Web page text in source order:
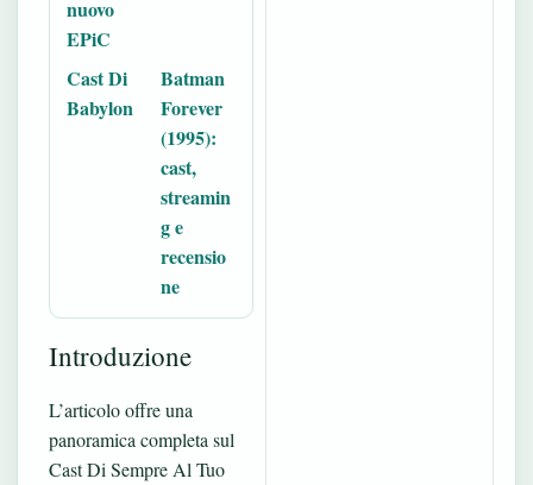
nuovo
EPiC
Cast Di
Babylon
Batman
Forever
(1995):
cast,
streamin
g e
recensio
ne
Introduzione
L’articolo offre una
panoramica completa sul
Cast Di Sempre Al Tuo